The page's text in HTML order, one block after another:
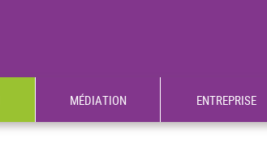
MÉDIATION ENTREPRISE